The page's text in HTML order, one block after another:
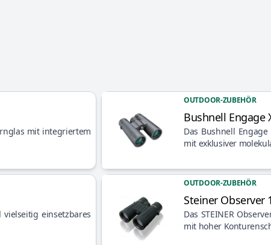
mit integriertem
Artikel anzeigen
OUTDOOR-ZUBEHÖR
Bushnell Engage
Das Bushnell
mit exklusiver
einsetzbares
Artikel anzeigen
OUTDOOR-ZUBEHÖR
Steiner Observer
Das STEINER
mit hoher